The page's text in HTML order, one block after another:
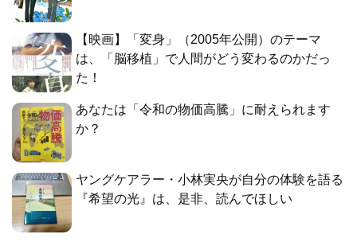
【映画】「変身」（2005年公開）のテーマ
は、「脳移植」で人間がどう変わるのかだっ
た！
あなたは「令和の物価高騰」に耐えられます
か？
ヤングケアラー・小林実央が自分の体験を語る
『希望の光』は、是非、読んでほしい